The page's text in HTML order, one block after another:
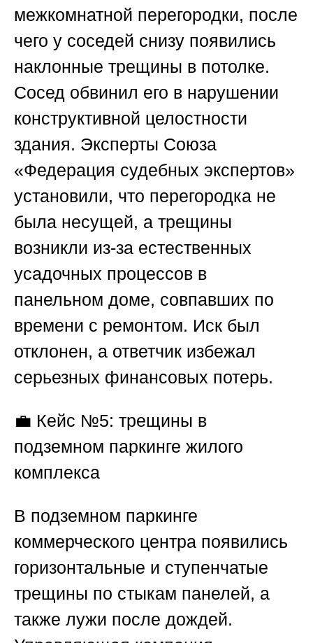
межкомнатной перегородки, после
чего у соседей снизу появились
наклонные трещины в потолке.
Сосед обвинил его в нарушении
конструктивной целостности
здания. Эксперты Союза
«Федерация судебных экспертов»
установили, что перегородка не
была несущей, а трещины
возникли из-за естественных
усадочных процессов в
панельном доме, совпавших по
времени с ремонтом. Иск был
отклонен, а ответчик избежал
серьезных финансовых потерь.
💼 Кейс №5: трещины в
подземном паркинге жилого
комплекса
В подземном паркинге
коммерческого центра появились
горизонтальные и ступенчатые
трещины по стыкам панелей, а
также лужи после дождей.